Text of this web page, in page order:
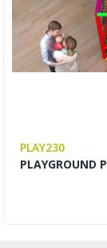
PLAY230
PLAYGROUND